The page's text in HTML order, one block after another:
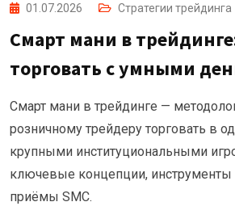
01.07.2026 Стратегии трейдинга
Смарт мани в
торговать с умными
Смарт мани в трейдинге —
розничному трейдеру торговать в
крупными институциональными
ключевые концепции, инструменты
приёмы SMC.